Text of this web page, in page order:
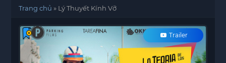
Trang chủ » Lý Thuyết Kính Vỡ
Trailer